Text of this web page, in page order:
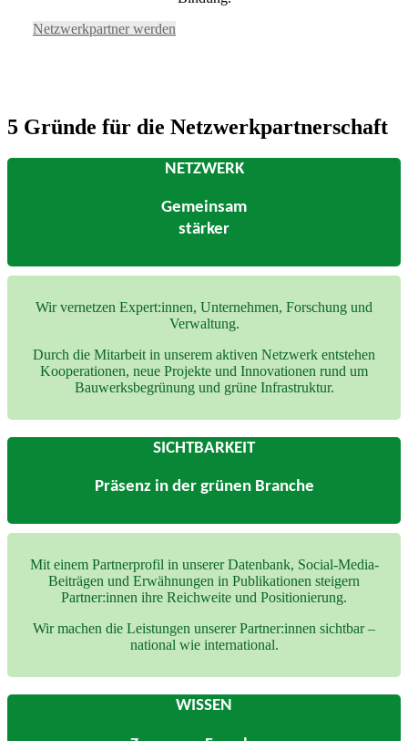
Netzwerkpartner werden
5 Gründe für die Netzwerkpartnerschaft
NETZWERK
Gemeinsam
stärker
Wir vernetzen Expert:innen, Unternehmen, Forschung und
Verwaltung.
Durch die Mitarbeit in unserem aktiven Netzwerk entstehen
Kooperationen, neue Projekte und Innovationen rund um
Bauwerksbegrünung und grüne Infrastruktur.
SICHTBARKEIT
Präsenz in der grünen Branche
Mit einem Partnerprofil in unserer Datenbank, Social-Media-
Beiträgen und Erwähnungen in Publikationen steigern
Partner:innen ihre Reichweite und Positionierung.
Wir machen die Leistungen unserer Partner:innen sichtbar –
national wie international.
WISSEN